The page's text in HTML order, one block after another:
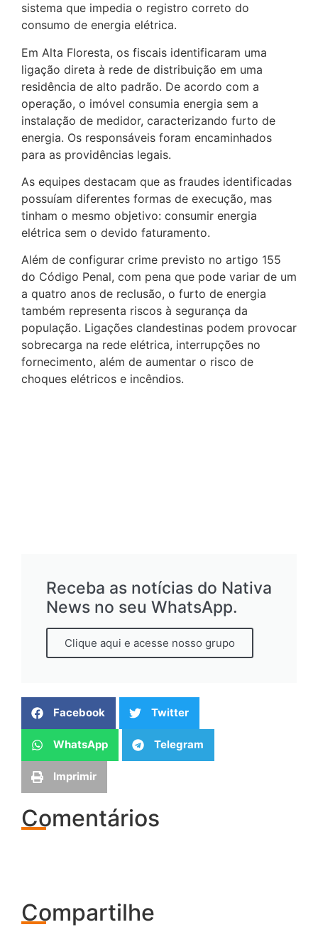
sistema que impedia o registro correto do
consumo de energia elétrica.
Em Alta Floresta, os fiscais identificaram uma
ligação direta à rede de distribuição em uma
residência de alto padrão. De acordo com a
operação, o imóvel consumia energia sem a
instalação de medidor, caracterizando furto de
energia. Os responsáveis foram encaminhados
para as providências legais.
As equipes destacam que as fraudes identificadas
possuíam diferentes formas de execução, mas
tinham o mesmo objetivo: consumir energia
elétrica sem o devido faturamento.
Além de configurar crime previsto no artigo 155
do Código Penal, com pena que pode variar de um
a quatro anos de reclusão, o furto de energia
também representa riscos à segurança da
população. Ligações clandestinas podem provocar
sobrecarga na rede elétrica, interrupções no
fornecimento, além de aumentar o risco de
choques elétricos e incêndios.
Receba as notícias do Nativa
News no seu WhatsApp.
Clique aqui e acesse nosso grupo
Facebook Twitter
WhatsApp Telegram
Imprimir
Comentários
Compartilhe